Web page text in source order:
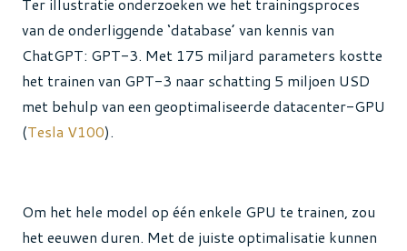
Ter illustratie onderzoeken we het trainingsproces
van de onderliggende ‘database’ van kennis van
ChatGPT: GPT-3. Met 175 miljard parameters kostte
het trainen van GPT-3 naar schatting 5 miljoen USD
met behulp van een geoptimaliseerde datacenter-GPU
(Tesla V100).
Om het hele model op één enkele GPU te trainen, zou
het eeuwen duren. Met de juiste optimalisatie kunnen